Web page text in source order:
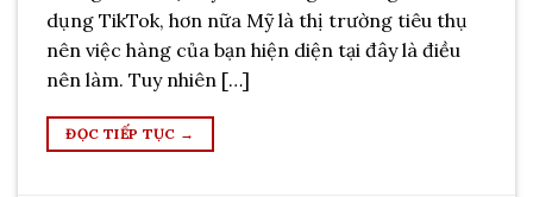
dụng TikTok, hơn nữa Mỹ là thị trường tiêu thụ
nên việc hàng của bạn hiện diện tại đây là điều
nên làm. Tuy nhiên […]
ĐỌC TIẾP TỤC →